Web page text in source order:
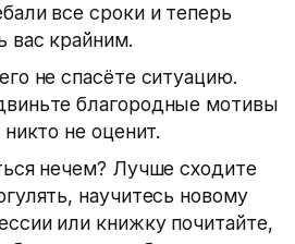
все сроки и теперь
вас крайним.
не спасёте ситуацию.
благородные мотивы
не оценит.
нечем? Лучше сходите
научитесь новому
или книжку почитайте,